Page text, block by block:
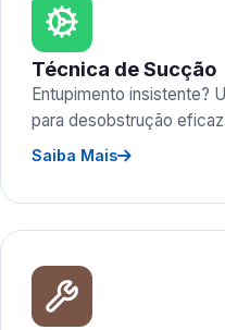
Técnica de Sucção
Entupimento insistente?
para desobstrução
Saiba Mais